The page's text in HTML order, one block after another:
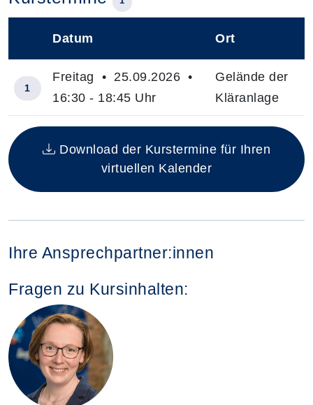
Insgesamt gibt es 1 Termine zum diesen Kurs
Datum Ort
1
Freitag • 25.09.2026 •
16:30 - 18:45 Uhr
Gelände der
Kläranlage
Download der Kurstermine für Ihren
virtuellen Kalender
Ihre Ansprechpartner:innen
Fragen zu Kursinhalten: